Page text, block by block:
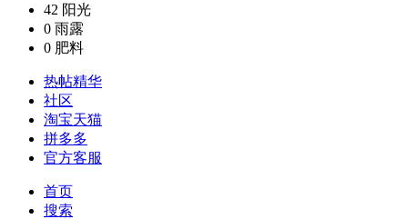
42 阳光
0 雨露
0 肥料
热帖精华
社区
淘宝天猫
拼多多
官方客服
首页
搜索